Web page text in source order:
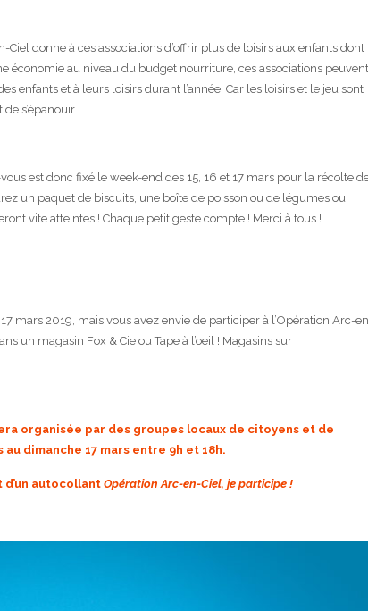
donne à ces associations d’offrir plus de loisirs aux enfants dont
économie au niveau du budget nourriture, ces associations peuvent
enfants et à leurs loisirs durant l’année. Car les loisirs et le jeu sont
s’épanouir.
est donc fixé le week-end des 15, 16 et 17 mars pour la récolte
un paquet de biscuits, une boîte de poisson ou de légumes ou
vite atteintes ! Chaque petit geste compte ! Merci à tous !
mars 2019, mais vous avez envie de participer à l’Opération Arc-
un magasin Fox & Cie ou Tape à l’oeil ! Magasins sur
organisée par des groupes locaux de citoyens et de
dimanche 17 mars entre 9h et 18h.
autocollant Opération Arc-en-Ciel, je participe !